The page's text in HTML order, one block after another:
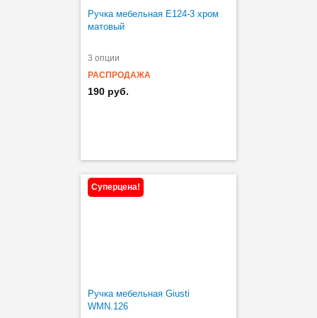
Ручка мебельная Е124-3 хром
матовый
3 опции
РАСПРОДАЖА
190 руб.
Суперцена!
Ручка мебельная Giusti
WMN.126